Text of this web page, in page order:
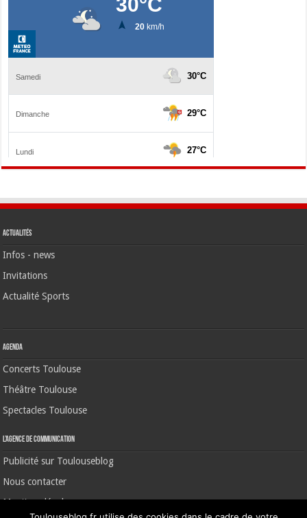
Actualités
Infos - news
Invitations
Actualité Sports
Agenda
Concerts Toulouse
Théâtre Toulouse
Spectacles Toulouse
L’agence de communication
Publicité sur Toulouseblog
Nous contacter
Mentions légales